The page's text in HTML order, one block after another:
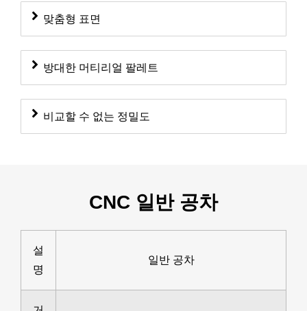
맞춤형 표면
방대한 머티리얼 팔레트
비교할 수 없는 정밀도
CNC 일반 공차
설
명
일반 공차